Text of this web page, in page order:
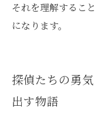
それを理解するこ
になります。
探偵たちの勇
出す物語